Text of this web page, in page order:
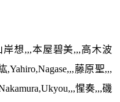
岸想,,,本屋碧美,,,高木波
藤原聖,,,
惺奏,,,磯